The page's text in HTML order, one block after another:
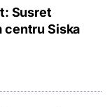
Susret
centru Siska